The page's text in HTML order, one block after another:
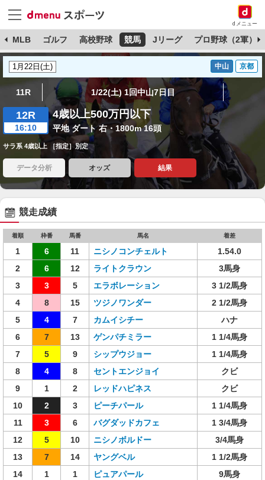
dメニュー
MLB ゴルフ 高校野球 競馬 Jリーグ プロ野球（2軍）
中山 京都
11R 1/22(土) 1回中山7日目
12R
16:10
4歳以上500万円以下
平地 ダート 右・1800m 16頭
サラ系 4歳以上 ［指定］別定
データ分析 オッズ 結果
競走成績
着順 枠番 馬番 馬名 着差
1 6 11 ニシノコンチェルト
1.54.0
2
6 12 ライトクラウン
3馬身
3
3 5 エラボレーション
3 1/2馬身
4
8 15 ツジノワンダー
2 1/2馬身
5
4 7 カムイシチー
ハナ
6
7 13 ゲンパチミラー
1 1/4馬身
7
5 9 シップウジョー
1 1/4馬身
8
4 8 セントエンジョイ
クビ
9
1 2 レッドハピネス
クビ
10
2 3 ピーチパール
1 1/4馬身
11
3 6 バグダッドカフェ
1 3/4馬身
12
5 10 ニシノボルドー
3/4馬身
13
7 14 ヤングベル
1 1/2馬身
14
1 1 ピュアパール
9馬身